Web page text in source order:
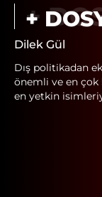
+
Dilek Gül
Dış politikadan
önemli ve en çok
en yetkin